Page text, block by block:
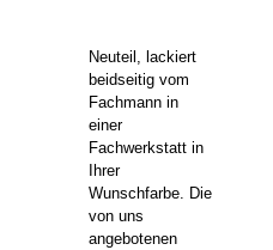
Neuteil, lackiert
beidseitig vom
Fachmann in
einer
Fachwerkstatt in
Ihrer
Wunschfarbe. Die
von uns
angebotenen